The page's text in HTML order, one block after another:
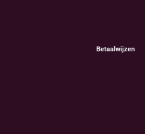
Betaalwijzen